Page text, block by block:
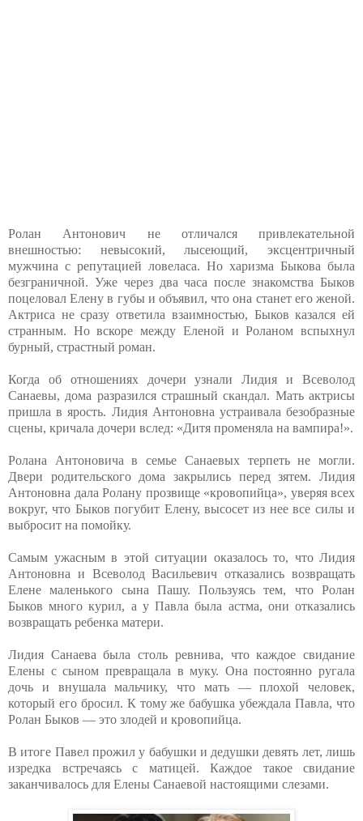
Ролан Антонович не отличался привлекательной
внешностью: невысокий, лысеющий, эксцентричный
мужчина с репутацией ловеласа. Но харизма Быкова была
безграничной. Уже через два часа после знакомства Быков
поцеловал Елену в губы и объявил, что она станет его женой.
Актриса не сразу ответила взаимностью, Быков казался ей
странным. Но вскоре между Еленой и Роланом вспыхнул
бурный, страстный роман.
Когда об отношениях дочери узнали Лидия и Всеволод
Санаевы, дома разразился страшный скандал. Мать актрисы
пришла в ярость. Лидия Антоновна устраивала безобразные
сцены, кричала дочери вслед: «Дитя променяла на вампира!».
Ролана Антоновича в семье Санаевых терпеть не могли.
Двери родительского дома закрылись перед зятем. Лидия
Антоновна дала Ролану прозвище «кровопийца», уверяя всех
вокруг, что Быков погубит Елену, высосет из нее все силы и
выбросит на помойку.
Самым ужасным в этой ситуации оказалось то, что Лидия
Антоновна и Всеволод Васильевич отказались возвращать
Елене маленького сына Пашу. Пользуясь тем, что Ролан
Быков много курил, а у Павла была астма, они отказались
возвращать ребенка матери.
Лидия Санаева была столь ревнива, что каждое свидание
Елены с сыном превращала в муку. Она постоянно ругала
дочь и внушала мальчику, что мать — плохой человек,
который его бросил. К тому же бабушка убеждала Павла, что
Ролан Быков — это злодей и кровопийца.
В итоге Павел прожил у бабушки и дедушки девять лет, лишь
изредка встречаясь с матицей. Каждое такое свидание
заканчивалось для Елены Санаевой настоящими слезами.